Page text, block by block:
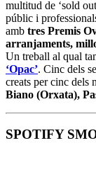
multitud de ‘sold
públic i
amb tres Premis
arranjaments,
Un treball al qual
‘Opac’. Cinc dels
creats per cinc dels
Biano (Orxata),
SPOTIFY